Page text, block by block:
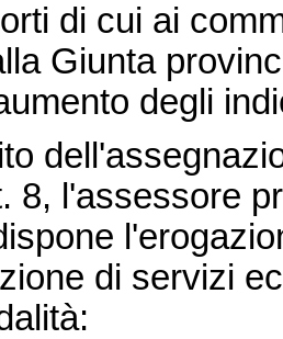
di cui ai
Giunta
degli
8, l'assessore
di servizi